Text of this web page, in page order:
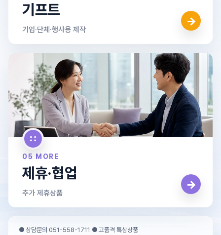
기프트
기업·단체·행사용 제작
→
05 MORE
제휴·협업
추가 제휴상품
→
● 상담문의 051-558-1711 ● 고품격 특상상품